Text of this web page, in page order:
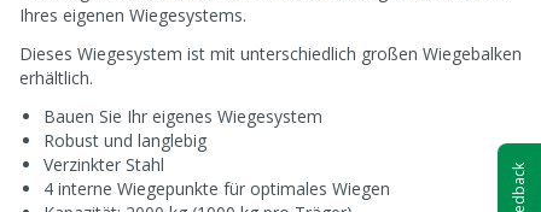
Ihres eigenen Wiegesystems.
Dieses Wiegesystem ist mit unterschiedlich großen Wiegebalken
erhältlich.
Bauen Sie Ihr eigenes Wiegesystem
Robust und langlebig
Verzinkter Stahl
4 interne Wiegepunkte für optimales Wiegen
Feedback